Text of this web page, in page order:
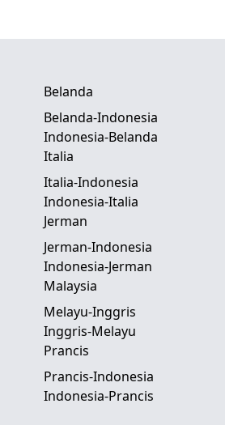
Belanda
Belanda-Indonesia
Indonesia-Belanda
Italia
Italia-Indonesia
Indonesia-Italia
Jerman
Jerman-Indonesia
Indonesia-Jerman
Malaysia
Melayu-Inggris
Inggris-Melayu
Prancis
Prancis-Indonesia
Indonesia-Prancis